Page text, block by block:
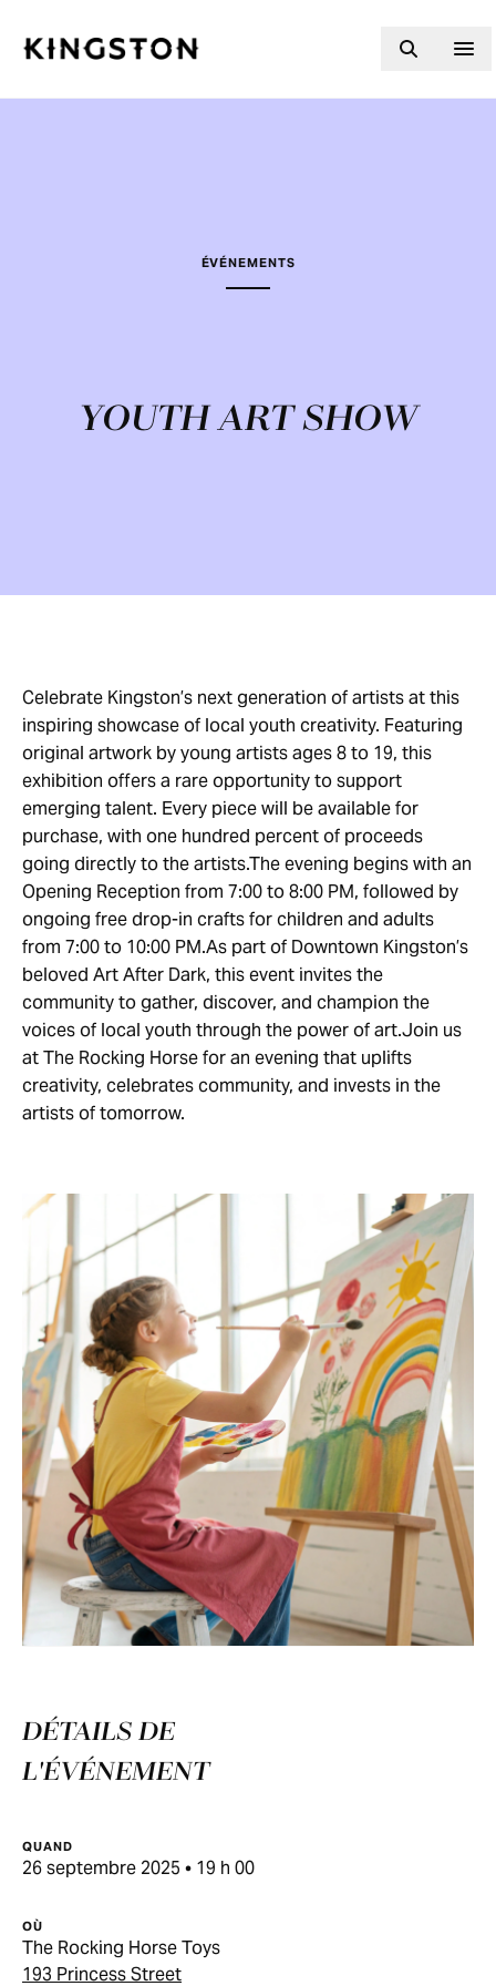
ÉVÉNEMENTS
YOUTH ART SHOW
Celebrate Kingston’s next generation of artists at this
inspiring showcase of local youth creativity. Featuring
original artwork by young artists ages 8 to 19, this
exhibition offers a rare opportunity to support
emerging talent. Every piece will be available for
purchase, with one hundred percent of proceeds
going directly to the artists.The evening begins with an
Opening Reception from 7:00 to 8:00 PM, followed by
ongoing free drop-in crafts for children and adults
from 7:00 to 10:00 PM.As part of Downtown Kingston’s
beloved Art After Dark, this event invites the
community to gather, discover, and champion the
voices of local youth through the power of art.Join us
at The Rocking Horse for an evening that uplifts
creativity, celebrates community, and invests in the
artists of tomorrow.
DÉTAILS DE
L'ÉVÉNEMENT
QUAND
26 septembre 2025 • 19 h 00
OÙ
The Rocking Horse Toys
193 Princess Street